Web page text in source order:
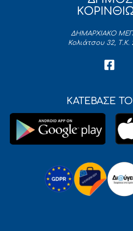
ΔΗΜΑΡΧΙΑΚΟ
Κολιάτσου 32, Τ.Κ.
ΚΑΤΕΒΑΣΕ ΤΟ